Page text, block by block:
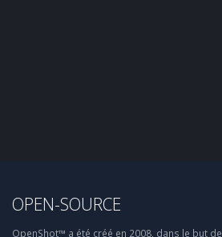
OPEN-SOURCE
OpenShot™ a été créé en 2008, dans le but de